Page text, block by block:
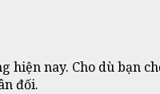
nay. Cho dù bạn
đối.